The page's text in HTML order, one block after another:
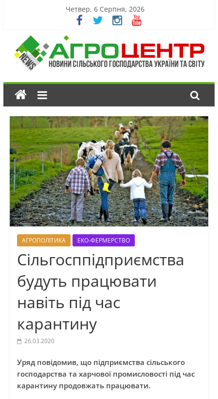
Четвер, 6 Серпня, 2026
АГРОПОЛІТИКА ЕКО-ФЕРМЕРСТВО
Сільгосппідприємства
будуть працювати
навіть під час
карантину
26.03.2020
Уряд повідомив, що підприємства сільського
господарства та харчової промисловості під час
карантину продовжать працювати.